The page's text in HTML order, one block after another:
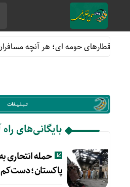
از قطارهای حومه ای؛ هر آنچه مسافران
بایگانی‌های
حمله انتحاری
پاکستان؛ دست‌کم ۲۴ نفر کشته شدند